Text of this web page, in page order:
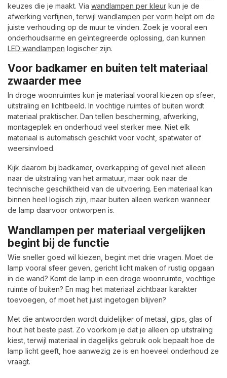
keuzes die je maakt. Via wandlampen per kleur kun je de
afwerking verfijnen, terwijl wandlampen per vorm helpt om de
juiste verhouding op de muur te vinden. Zoek je vooral een
onderhoudsarme en geïntegreerde oplossing, dan kunnen
LED wandlampen logischer zijn.
Voor badkamer en buiten telt materiaal
zwaarder mee
In droge woonruimtes kun je materiaal vooral kiezen op sfeer,
uitstraling en lichtbeeld. In vochtige ruimtes of buiten wordt
materiaal praktischer. Dan tellen bescherming, afwerking,
montageplek en onderhoud veel sterker mee. Niet elk
materiaal is automatisch geschikt voor vocht, spatwater of
weersinvloed.
Kijk daarom bij badkamer, overkapping of gevel niet alleen
naar de uitstraling van het armatuur, maar ook naar de
technische geschiktheid van de uitvoering. Een materiaal kan
binnen heel logisch zijn, maar buiten alleen werken wanneer
de lamp daarvoor ontworpen is.
Wandlampen per materiaal vergelijken
begint bij de functie
Wie sneller goed wil kiezen, begint met drie vragen. Moet de
lamp vooral sfeer geven, gericht licht maken of rustig opgaan
in de wand? Komt de lamp in een droge woonruimte, vochtige
ruimte of buiten? En mag het materiaal zichtbaar karakter
toevoegen, of moet het juist ingetogen blijven?
Met die antwoorden wordt duidelijker of metaal, gips, glas of
hout het beste past. Zo voorkom je dat je alleen op uitstraling
kiest, terwijl materiaal in dagelijks gebruik ook bepaalt hoe de
lamp licht geeft, hoe aanwezig ze is en hoeveel onderhoud ze
vraagt.